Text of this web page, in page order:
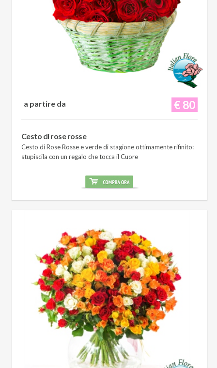
€ 80
a partire da
Cesto di rose rosse
Cesto di Rose Rosse e verde di stagione ottimamente rifinito:
stupiscila con un regalo che tocca il Cuore